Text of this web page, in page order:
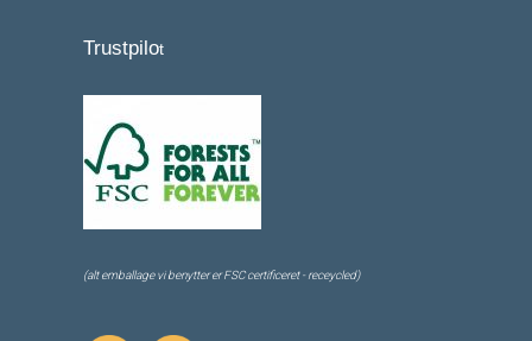
Trustpilot
(alt emballage vi benytter er FSC certificeret - receycled)